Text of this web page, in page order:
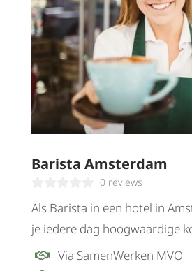
Barista Amsterdam
0 reviews
Als Barista in een hotel in
je iedere dag hoogwaardige
dranken voor gasten in een
Via SamenWerken MVO